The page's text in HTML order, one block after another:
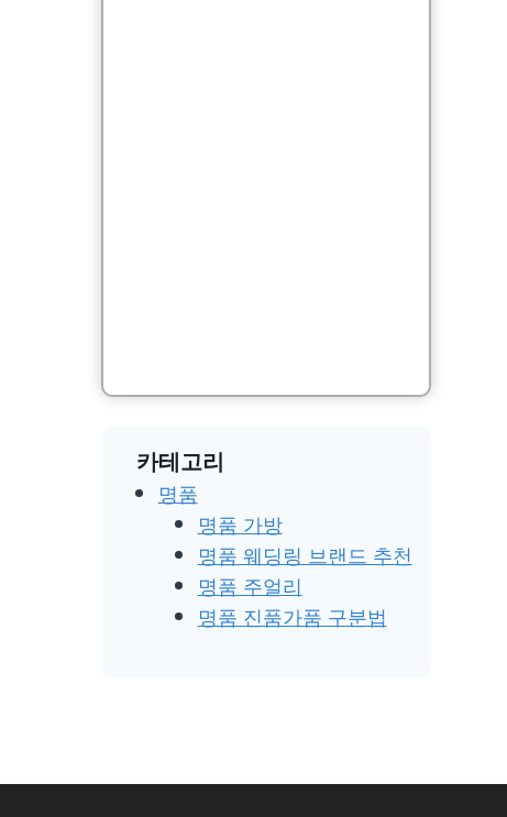
카테고리
명품
명품 가방
명품 웨딩링 브랜드 추천
명품 주얼리
명품 진품가품 구분법